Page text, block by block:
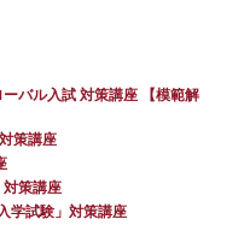
バル入試 対策講座 【模範解
策講座
対策講座
学試験」対策講座